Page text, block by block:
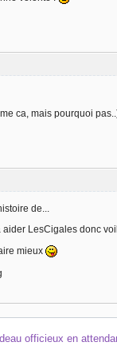
ca, mais pourquoi
de...
LesCigales donc
mieux
officieux en